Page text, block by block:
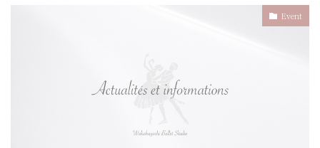
Event